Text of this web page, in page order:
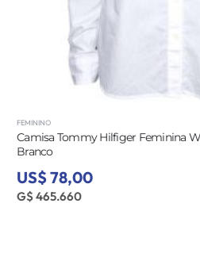
FEMININO
Camisa Tommy Hilfiger Feminina
Branco
US$ 78,00
G$ 465.660